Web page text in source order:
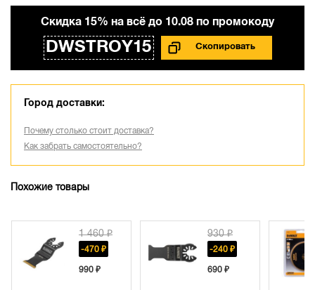
Cкидка 15% на всё до 10.08 по промокоду
DWSTROY15
Город доставки:
Почему столько стоит доставка?
Как забрать самостоятельно?
Похожие товары
1 460 ₽
-470 ₽
990 ₽
930 ₽
-240 ₽
690 ₽